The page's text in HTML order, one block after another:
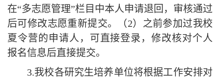
在“多志愿管理”栏目中本人申请退回，审核通过
后可修改志愿重新提交。（2）之前参加过我校
夏令营的申请人，可直接登录，修改核对个人
报名信息后直接提交。
3.我校各研究生培养单位将根据工作安排对